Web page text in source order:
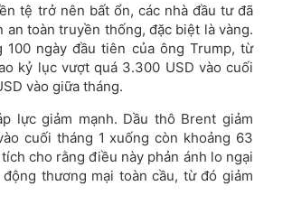
tệ trở nên bất ổn, các nhà đầu tư đã
toàn truyền thống, đặc biệt là vàng.
100 ngày đầu tiên của ông Trump, từ
kỷ lục vượt quá 3.300 USD vào cuối
vào giữa tháng.
lực giảm mạnh. Dầu thô Brent giảm
cuối tháng 1 xuống còn khoảng 63
cho rằng điều này phản ánh lo ngại
thương mại toàn cầu, từ đó giảm